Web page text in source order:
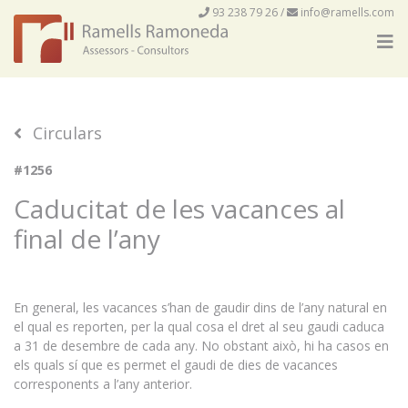
93 238 79 26/ info@ramells.com
Circulars
#1256
Caducitat de les vacances al
final de l’any
En general, les vacances s’han de gaudir dins de l’any natural en
el qual es reporten, per la qual cosa el dret al seu gaudi caduca
a 31 de desembre de cada any. No obstant això, hi ha casos en
els quals sí que es permet el gaudi de dies de vacances
corresponents a l’any anterior.